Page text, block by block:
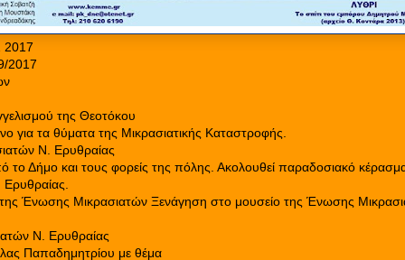
2017
2017
της Θεοτόκου
για τα θύματα της Μικρασιατικής Καταστροφής.
Ν. Ερυθραίας
το Δήμο και τους φορείς της πόλης. Ακολουθεί παραδοσιακό
Ένωσης Μικρασιατών Ξενάγηση στο μουσείο της Ένωσης
Ν. Ερυθραίας
Παπαδημητρίου με θέμα